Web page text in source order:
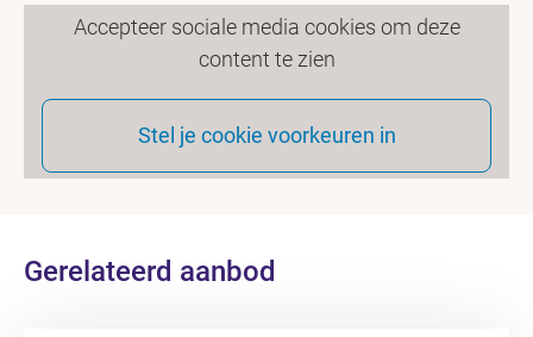
Accepteer sociale media cookies om deze
content te zien
Stel je cookie voorkeuren in
Gerelateerd aanbod